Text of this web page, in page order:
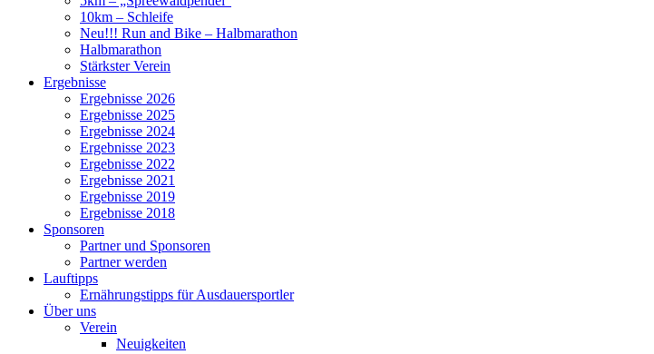
10km – Schleife
Neu!!! Run and Bike – Halbmarathon
Halbmarathon
Stärkster Verein
Ergebnisse
Ergebnisse 2026
Ergebnisse 2025
Ergebnisse 2024
Ergebnisse 2023
Ergebnisse 2022
Ergebnisse 2021
Ergebnisse 2019
Ergebnisse 2018
Sponsoren
Partner und Sponsoren
Partner werden
Lauftipps
Ernährungstipps für Ausdauersportler
Über uns
Verein
Neuigkeiten